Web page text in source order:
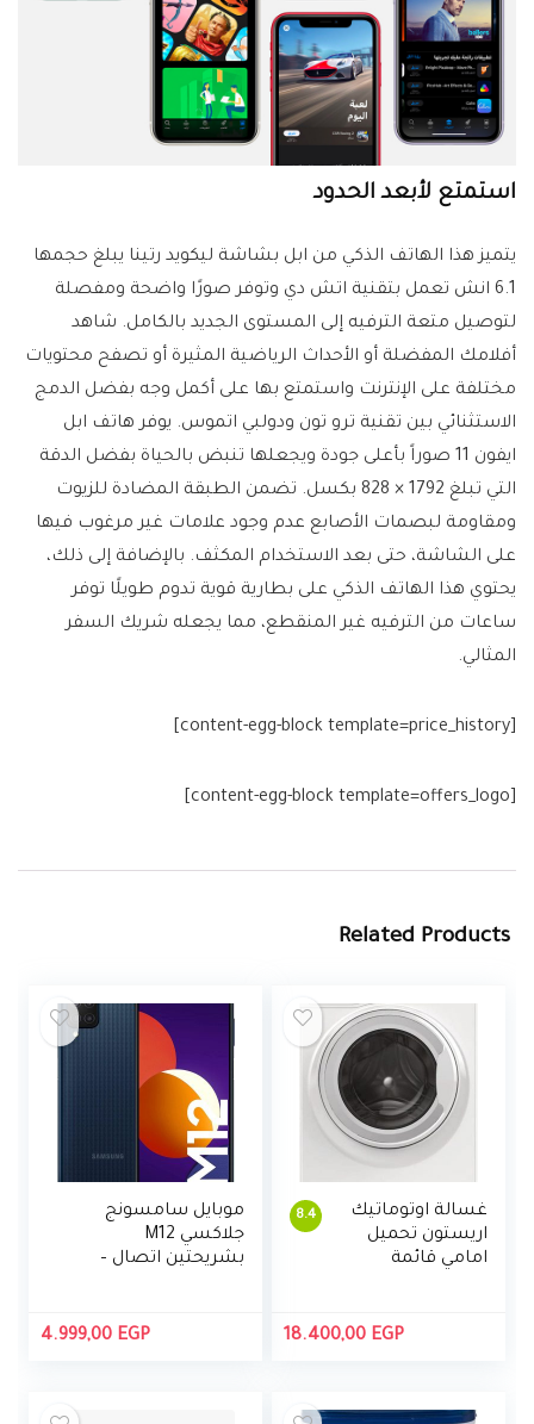
استمتع لأبعد الحدود
يتميز هذا الهاتف الذكي من ابل بشاشة ليكويد رتينا يبلغ حجمها
6.1 انش تعمل بتقنية اتش دي وتوفر صورًا واضحة ومفصلة
لتوصيل متعة الترفيه إلى المستوى الجديد بالكامل. شاهد
أفلامك المفضلة أو الأحداث الرياضية المثيرة أو تصفح محتويات
مختلفة على الإنترنت واستمتع بها على أكمل وجه بفضل الدمج
الاستثنائي بين تقنية ترو تون ودولبي اتموس. يوفر هاتف ابل
ايفون 11 صوراً بأعلى جودة ويجعلها تنبض بالحياة بفضل الدقة
التي تبلغ 1792 × 828 بكسل. تضمن الطبقة المضادة للزيوت
ومقاومة لبصمات الأصابع عدم وجود علامات غير مرغوب فيها
على الشاشة، حتى بعد الاستخدام المكثف. بالإضافة إلى ذلك،
يحتوي هذا الهاتف الذكي على بطارية قوية تدوم طويلًا توفر
ساعات من الترفيه غير المنقطع، مما يجعله شريك السفر
المثالي.
[content-egg-block template=price_history]
[content-egg-block template=offers_logo]
Related Products
8.4
غسالة اوتوماتيك
اريستون تحميل
امامي قائمة
18.400,00 EGP
موبايل سامسونج
جلاكسي M12
بشريحتين اتصال –
4.999,00 EGP